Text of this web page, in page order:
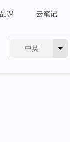
课 云笔记
中英